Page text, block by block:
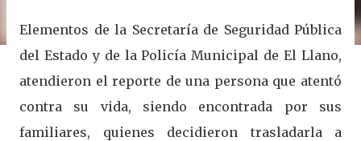
Elementos de la Secretaría de Seguridad Pública
del Estado y de la Policía Municipal de El Llano,
atendieron el reporte de una persona que atentó
contra su vida, siendo encontrada por sus
familiares, quienes decidieron trasladarla a